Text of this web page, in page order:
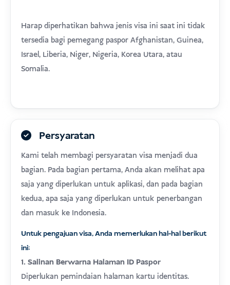
Harap diperhatikan bahwa jenis visa ini saat ini tidak
tersedia bagi pemegang paspor Afghanistan, Guinea,
Israel, Liberia, Niger, Nigeria, Korea Utara, atau
Somalia.
Persyaratan
Kami telah membagi persyaratan visa menjadi dua
bagian. Pada bagian pertama, Anda akan melihat apa
saja yang diperlukan untuk aplikasi, dan pada bagian
kedua, apa saja yang diperlukan untuk penerbangan
dan masuk ke Indonesia.
Untuk pengajuan visa, Anda memerlukan hal-hal berikut
ini:
1. Salinan Berwarna Halaman ID Paspor
Diperlukan pemindaian halaman kartu identitas.